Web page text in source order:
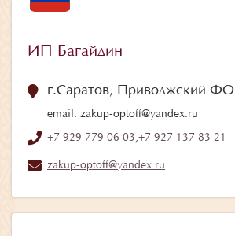
ИП Багайдин
г.Саратов, Приволжский ФО
email: zakup-optoff@yandex.ru
+7 929 779 06 03,+7 927 137 83 21
zakup-optoff@yandex.ru